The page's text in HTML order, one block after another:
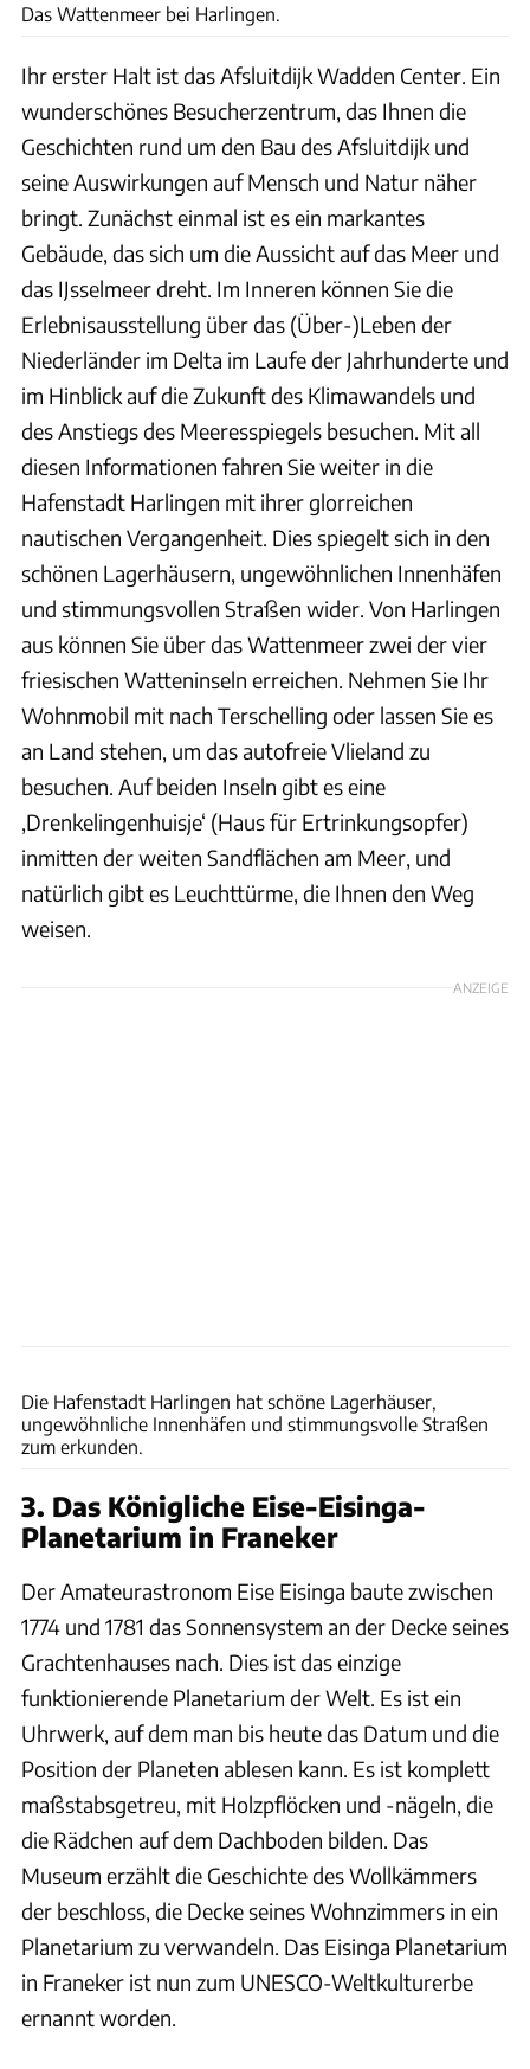
Das Wattenmeer bei Harlingen.
Ihr erster Halt ist das Afsluitdijk Wadden Center. Ein
wunderschönes Besucherzentrum, das Ihnen die
Geschichten rund um den Bau des Afsluitdijk und
seine Auswirkungen auf Mensch und Natur näher
bringt. Zunächst einmal ist es ein markantes
Gebäude, das sich um die Aussicht auf das Meer und
das IJsselmeer dreht. Im Inneren können Sie die
Erlebnisausstellung über das (Über-)Leben der
Niederländer im Delta im Laufe der Jahrhunderte und
im Hinblick auf die Zukunft des Klimawandels und
des Anstiegs des Meeresspiegels besuchen. Mit all
diesen Informationen fahren Sie weiter in die
Hafenstadt Harlingen mit ihrer glorreichen
nautischen Vergangenheit. Dies spiegelt sich in den
schönen Lagerhäusern, ungewöhnlichen Innenhäfen
und stimmungsvollen Straßen wider. Von Harlingen
aus können Sie über das Wattenmeer zwei der vier
friesischen Watteninseln erreichen. Nehmen Sie Ihr
Wohnmobil mit nach Terschelling oder lassen Sie es
an Land stehen, um das autofreie Vlieland zu
besuchen. Auf beiden Inseln gibt es eine
‚Drenkelingenhuisje‘ (Haus für Ertrinkungsopfer)
inmitten der weiten Sandflächen am Meer, und
natürlich gibt es Leuchttürme, die Ihnen den Weg
weisen.
ANZEIGE
Die Hafenstadt Harlingen hat schöne Lagerhäuser,
ungewöhnliche Innenhäfen und stimmungsvolle Straßen
zum erkunden.
3. Das Königliche Eise-Eisinga-
Planetarium in Franeker
Der Amateurastronom Eise Eisinga baute zwischen
1774 und 1781 das Sonnensystem an der Decke seines
Grachtenhauses nach. Dies ist das einzige
funktionierende Planetarium der Welt. Es ist ein
Uhrwerk, auf dem man bis heute das Datum und die
Position der Planeten ablesen kann. Es ist komplett
maßstabsgetreu, mit Holzpflöcken und -nägeln, die
die Rädchen auf dem Dachboden bilden. Das
Museum erzählt die Geschichte des Wollkämmers
der beschloss, die Decke seines Wohnzimmers in ein
Planetarium zu verwandeln. Das Eisinga Planetarium
in Franeker ist nun zum UNESCO-Weltkulturerbe
ernannt worden.